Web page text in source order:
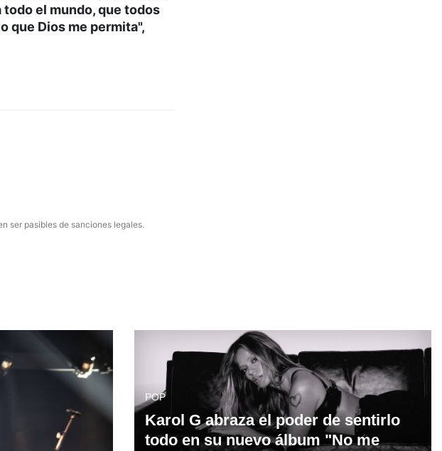
todo el mundo, que todos
que Dios me permita",
ser pasibles de sanciones legales.
POP
Karol G abraza el poder de sentirlo
todo en su nuevo álbum "No me